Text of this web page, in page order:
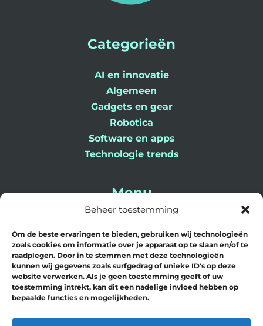
Beheer toestemming
Om de beste ervaringen te bieden, gebruiken wij technologieën
zoals cookies om informatie over je apparaat op te slaan en/of te
raadplegen. Door in te stemmen met deze technologieën
kunnen wij gegevens zoals surfgedrag of unieke ID's op deze
website verwerken. Als je geen toestemming geeft of uw
toestemming intrekt, kan dit een nadelige invloed hebben op
bepaalde functies en mogelijkheden.
Categorieën
AI en innovatie
Algemeen
Gadgets en gear
Robotica
Software en apps
Technologie trends
Menu
Blog
Contact
Over Ons